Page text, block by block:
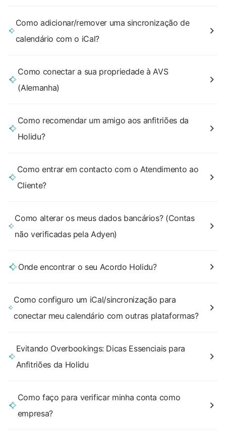
Como adicionar/remover uma sincronização de
calendário com o iCal?
Como conectar a sua propriedade à AVS
(Alemanha)
Como recomendar um amigo aos anfitriões da
Holidu?
Como entrar em contacto com o Atendimento ao
Cliente?
Como alterar os meus dados bancários? (Contas
não verificadas pela Adyen)
Onde encontrar o seu Acordo Holidu?
Como configuro um iCal/sincronização para
conectar meu calendário com outras plataformas?
Evitando Overbookings: Dicas Essenciais para
Anfitriões da Holidu
Como faço para verificar minha conta como
empresa?